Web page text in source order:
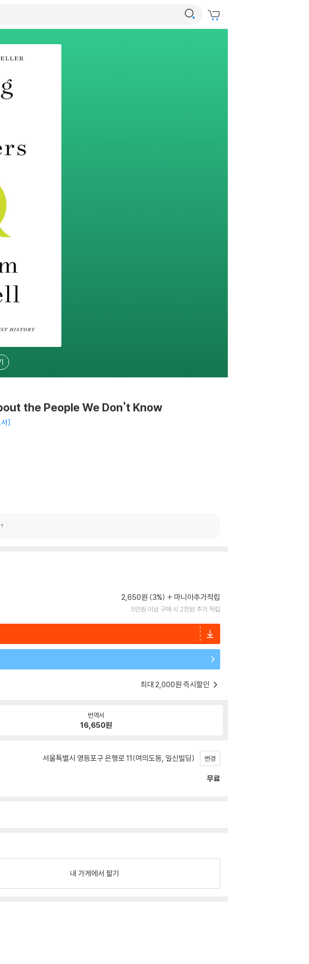
the People We Don't Know
2,650원 (3%) 마니아추가적립
5만원 이상 구매 시 2천원 추가 적립
최대 2,000원 즉시할인
번역서
16,650원
서울특별시 영등포구 은행로 11(여의도동, 일신빌딩) 변경
무료
내 가게에서 팔기